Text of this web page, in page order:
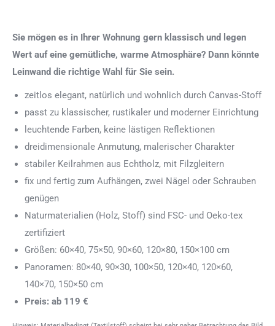
Sie mögen es in Ihrer Wohnung gern klassisch und legen
Wert auf eine gemütliche, warme Atmosphäre? Dann könnte
Leinwand die richtige Wahl für Sie sein.
zeitlos elegant, natürlich und wohnlich durch Canvas-Stoff
passt zu klassischer, rustikaler und moderner Einrichtung
leuchtende Farben, keine lästigen Reflektionen
dreidimensionale Anmutung, malerischer Charakter
stabiler Keilrahmen aus Echtholz, mit Filzgleitern
fix und fertig zum Aufhängen, zwei Nägel oder Schrauben
genügen
Naturmaterialien (Holz, Stoff) sind FSC- und Oeko-tex
zertifiziert
Größen: 60×40, 75×50, 90×60, 120×80, 150×100 cm
Panoramen: 80×40, 90×30, 100×50, 120×40, 120×60,
140×70, 150×50 cm
Preis: ab 119 €